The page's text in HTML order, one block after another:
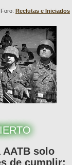
Foro: Reclutas e Iniciados
solo
de cumplir: